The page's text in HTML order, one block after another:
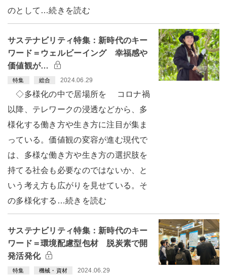
のとして…続きを読む
サステナビリティ特集：新時代のキー
ワード＝ウェルビーイング 幸福感や
価値観が…
特集 総合 2024.06.29
◇多様化の中で居場所を コロナ禍
以降、テレワークの浸透などから、多
様化する働き方や生き方に注目が集ま
っている。価値観の変容が進む現代で
は、多様な働き方や生き方の選択肢を
持てる社会も必要なのではないか、と
いう考え方も広がりを見せている。そ
の多様化する…続きを読む
サステナビリティ特集：新時代のキー
ワード＝環境配慮型包材 脱炭素で開
発活発化
特集 機械・資材 2024.06.29